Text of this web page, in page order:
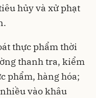
hủy và xử phạt
thực phẩm thời
thanh tra, kiểm
phẩm, hàng hóa;
vào khâu